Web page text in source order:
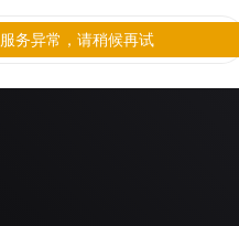
服务异常，请稍候再试